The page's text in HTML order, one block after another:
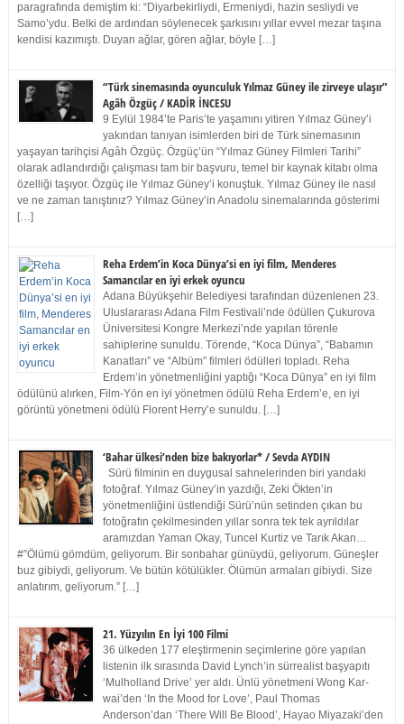
paragrafında demiştim ki: “Diyarbekirliydi, Ermeniydi, hazin sesliydi ve
Samo’ydu. Belki de ardından söylenecek şarkısını yıllar evvel mezar taşına
kendisi kazımıştı. Duyan ağlar, gören ağlar, böyle […]
“Türk sinemasında oyunculuk Yılmaz Güney ile zirveye ulaşır”
Agâh Özgüç / KADİR İNCESU
9 Eylül 1984’te Paris’te yaşamını yitiren Yılmaz Güney’i
yakından tanıyan isimlerden biri de Türk sinemasının
yaşayan tarihçisi Agâh Özgüç. Özgüç’ün “Yılmaz Güney Filmleri Tarihi”
olarak adlandırdığı çalışması tam bir başvuru, temel bir kaynak kitabı olma
özelliği taşıyor. Özgüç ile Yılmaz Güney’i konuştuk. Yılmaz Güney ile nasıl
ve ne zaman tanıştınız? Yılmaz Güney’in Anadolu sinemalarında gösterimi
[…]
Reha Erdem’in Koca Dünya’si en iyi film, Menderes
Samancılar en iyi erkek oyuncu
Adana Büyükşehir Belediyesi tarafından düzenlenen 23.
Uluslararası Adana Film Festivali’nde ödüllen Çukurova
Üniversitesi Kongre Merkezi’nde yapılan törenle
sahiplerine sunuldu. Törende, “Koca Dünya”, “Babamın
Kanatları” ve “Albüm” filmleri ödülleri topladı. Reha
Erdem’in yönetmenliğini yaptığı “Koca Dünya” en iyi film
ödülünü alırken, Film-Yön en iyi yönetmen ödülü Reha Erdem’e, en iyi
görüntü yönetmeni ödülü Florent Herry’e sunuldu. […]
‘Bahar ülkesi’nden bize bakıyorlar* / Sevda AYDIN
Sürü filminin en duygusal sahnelerinden biri yandaki
fotoğraf. Yılmaz Güney’in yazdığı, Zeki Ökten’in
yönetmenliğini üstlendiği Sürü’nün setinden çıkan bu
fotoğrafın çekilmesinden yıllar sonra tek tek ayrıldılar
aramızdan Yaman Okay, Tuncel Kurtiz ve Tarık Akan…
#”Ölümü gömdüm, geliyorum. Bir sonbahar günüydü, geliyorum. Güneşler
buz gibiydi, geliyorum. Ve bütün kötülükler. Ölümün armaları gibiydi. Size
anlatırım, geliyorum.” […]
21. Yüzyılın En İyi 100 Filmi
36 ülkeden 177 eleştirmenin seçimlerine göre yapılan
listenin ilk sırasında David Lynch’in sürrealist başyapıtı
‘Mulholland Drive’ yer aldı. Ünlü yönetmeni Wong Kar-
wai’den ‘In the Mood for Love’, Paul Thomas
Anderson’dan ‘There Will Be Blood’, Hayao Miyazaki’den